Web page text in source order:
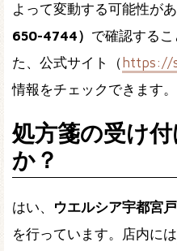
よって変動する可能性があ
650-4744） で確認する
た、公式サイト（ https://
情報をチェックできます。
処方箋の受け
か？
はい、 ウエルシア宇都宮
を行っています。店内には